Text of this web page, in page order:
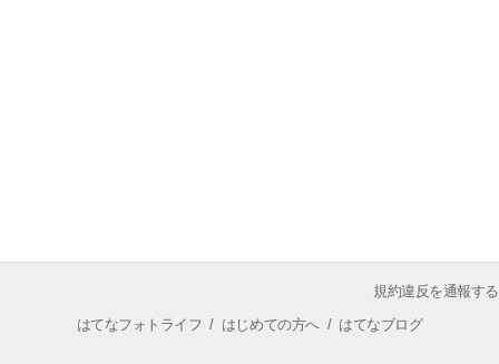
規約違反を通報する
はてなフォトライフ / はじめての方へ/ はてなブログ